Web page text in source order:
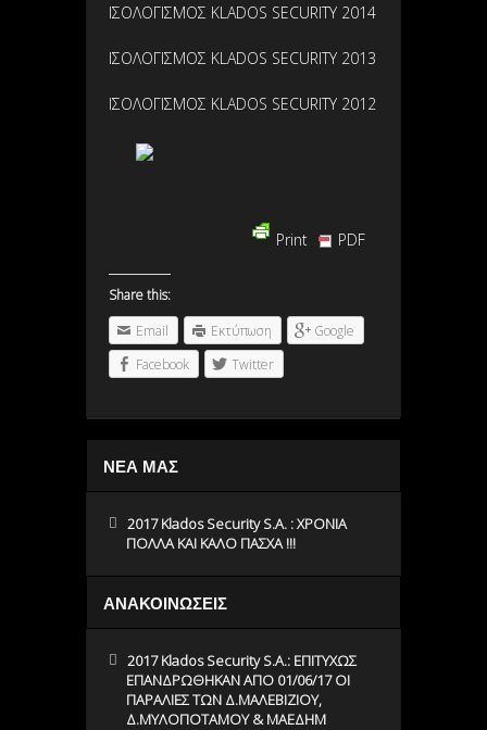
2017 Klados Security S.A. : ΧΡΟΝΙΑ ΠΟΛΛΑ ΚΑΙ
ΙΣΟΛΟΓΙΣΜΟΣ KLADOS SECURITY 2014
ΙΣΟΛΟΓΙΣΜΟΣ KLADOS SECURITY 2013
ΙΣΟΛΟΓΙΣΜΟΣ KLADOS SECURITY 2012
Print PDF
Share this:
Email
Εκτύπωση
Google
Facebook
Twitter
ΝΕΑ ΜΑΣ
2017 Klados Security S.A. : ΧΡΟΝΙΑ
ΠΟΛΛΑ ΚΑΙ ΚΑΛΟ ΠΑΣΧΑ !!!
ΑΝΑΚΟΙΝΩΣΕΙΣ
2017 Klados Security S.A.: ΕΠΙΤΥΧΩΣ
ΕΠΑΝΔΡΩΘΗΚΑΝ ΑΠΟ 01/06/17 ΟΙ
ΠΑΡΑΛΙΕΣ ΤΩΝ Δ.ΜΑΛΕΒΙΖΙΟΥ,
Δ.ΜΥΛΟΠΟΤΑΜΟΥ & ΜΑΕΔΗΜ